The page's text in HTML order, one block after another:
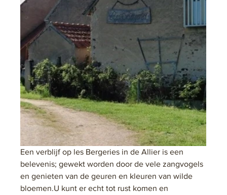
Een verblijf op les Bergeries in de Allier is een
belevenis; gewekt worden door de vele zangvogels
en genieten van de geuren en kleuren van wilde
bloemen.U kunt er echt tot rust komen en